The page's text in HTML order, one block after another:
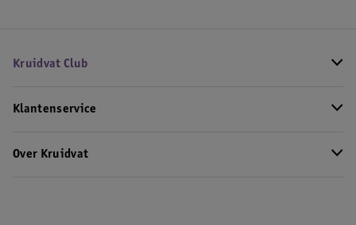
Kruidvat Club
Klantenservice
Over Kruidvat